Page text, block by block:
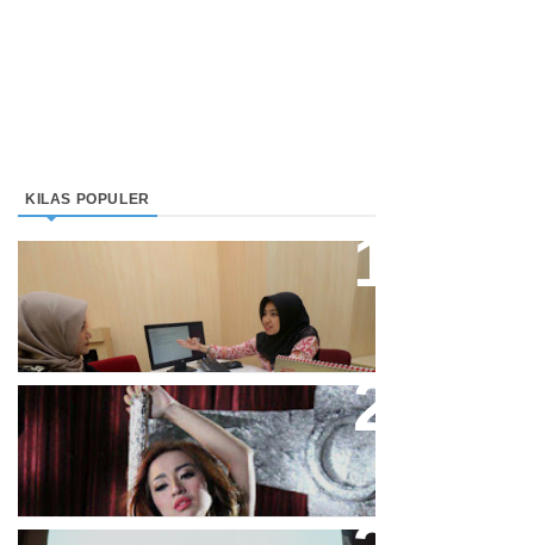
KILAS POPULER
Keuangan Syariah Di Indonesia
Meningkat
Cupi Cupita Luncurkan Single
“Yo Uwis”